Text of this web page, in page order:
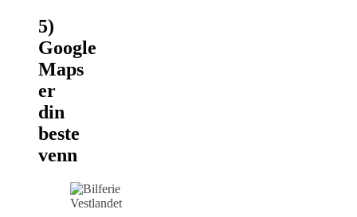
5)
Google
Maps
er
din
beste
venn